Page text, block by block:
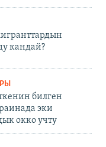
кандай?
билген
эки
окко учту